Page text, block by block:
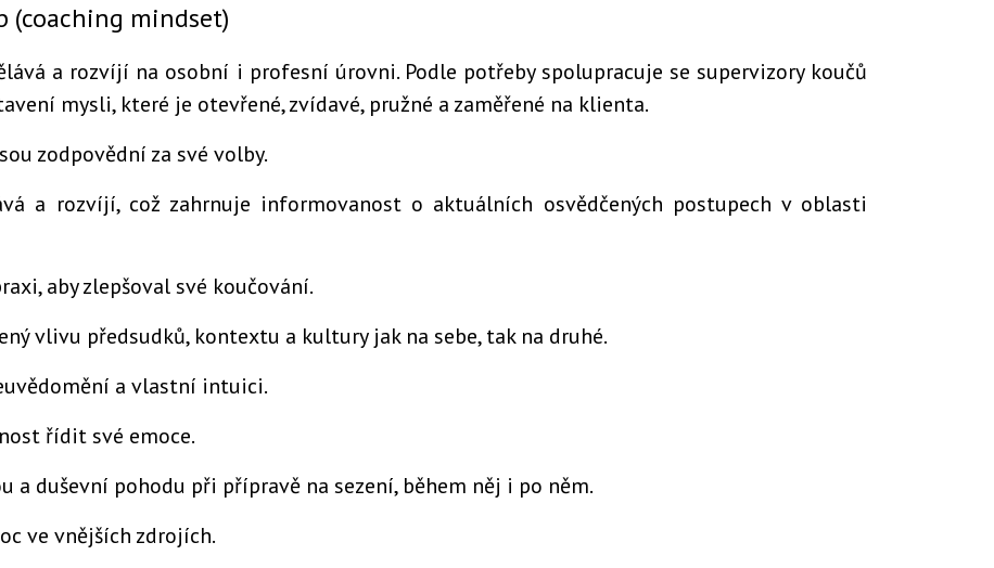
(coaching mindset)
a rozvíjí na osobní i profesní úrovni. Podle potřeby spolupracuje se supervizory koučů
mysli, které je otevřené, zvídavé, pružné a zaměřené na klienta.
zodpovědní za své volby.
a rozvíjí, což zahrnuje informovanost o aktuálních osvědčených postupech v oblasti
aby zlepšoval své koučování.
vlivu předsudků, kontextu a kultury jak na sebe, tak na druhé.
a vlastní intuici.
řídit své emoce.
a duševní pohodu při přípravě na sezení, během něj i po něm.
ve vnějších zdrojích.